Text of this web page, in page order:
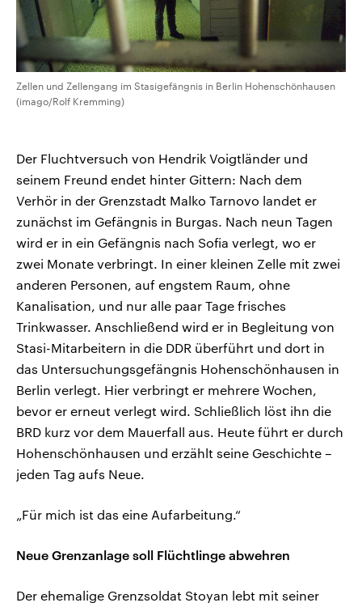
Zellen und Zellengang im Stasigefängnis in Berlin Hohenschönhausen
(imago/Rolf Kremming)
Der Fluchtversuch von Hendrik Voigtländer und
seinem Freund endet hinter Gittern: Nach dem
Verhör in der Grenzstadt Malko Tarnovo landet er
zunächst im Gefängnis in Burgas. Nach neun Tagen
wird er in ein Gefängnis nach Sofia verlegt, wo er
zwei Monate verbringt. In einer kleinen Zelle mit zwei
anderen Personen, auf engstem Raum, ohne
Kanalisation, und nur alle paar Tage frisches
Trinkwasser. Anschließend wird er in Begleitung von
Stasi-Mitarbeitern in die DDR überführt und dort in
das Untersuchungsgefängnis Hohenschönhausen in
Berlin verlegt. Hier verbringt er mehrere Wochen,
bevor er erneut verlegt wird. Schließlich löst ihn die
BRD kurz vor dem Mauerfall aus. Heute führt er durch
Hohenschönhausen und erzählt seine Geschichte –
jeden Tag aufs Neue.
„Für mich ist das eine Aufarbeitung.“
Neue Grenzanlage soll Flüchtlinge abwehren
Der ehemalige Grenzsoldat Stoyan lebt mit seiner